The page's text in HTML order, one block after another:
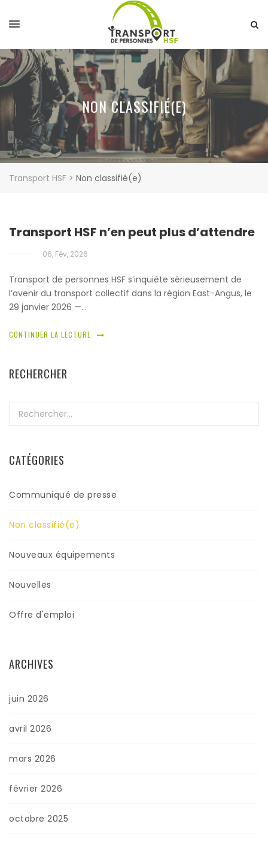
NON CLASSIFIÉ(E)
Transport HSF > Non classifié(e)
Transport HSF n’en peut plus d’attendre
06, Fév, 2026
Transport de personnes HSF s’inquiète sérieusement de
l’avenir du transport collectif dans la région East-Angus, le
29 janvier 2026 —…
CONTINUER LA LECTURE
RECHERCHER
Rechercher :
CATÉGORIES
Communiqué de presse
Non classifié(e)
Nouveaux équipements
Nouvelles
Offre d'emploi
ARCHIVES
juin 2026
avril 2026
mars 2026
février 2026
octobre 2025